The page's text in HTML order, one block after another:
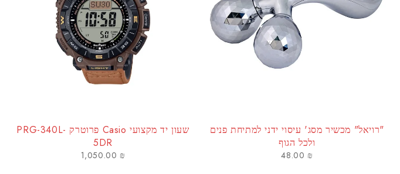
"רויאל" מכשיר מסג' עיסוי ידני למתיחת פנים
ולכל הגוף
48.00₪
שעון יד מקצועי Casio פרוטרק PRG-340L-
5DR
1,050.00₪